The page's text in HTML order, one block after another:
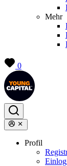
Mehr
0
Profil